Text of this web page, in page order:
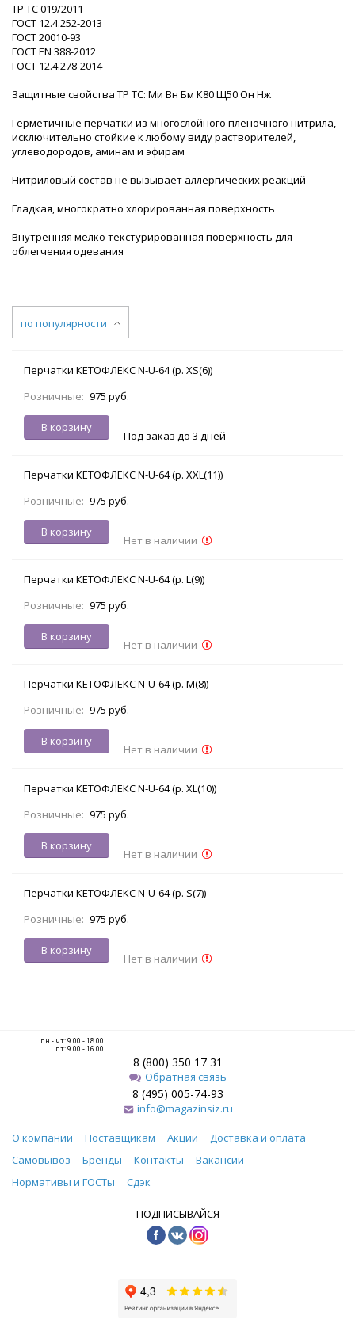
ТР ТС 019/2011
ГОСТ 12.4.252-2013
ГОСТ 20010-93
ГОСТ ЕN 388-2012
ГОСТ 12.4.278-2014
Защитные свойства ТР ТС: Ми Вн Бм К80 Щ50 Он Нж
Герметичные перчатки из многослойного пленочного нитрила,
исключительно стойкие к любому виду растворителей,
углеводородов, аминам и эфирам
Нитриловый состав не вызывает аллергических реакций
Гладкая, многократно хлорированная поверхность
Внутренняя мелко текстурированная поверхность для
облегчения одевания
по популярности
Перчатки КЕТОФЛЕКС N-U-64 (р. XS(6))
Розничные: 975 руб.
В корзину
Под заказ до 3 дней
Перчатки КЕТОФЛЕКС N-U-64 (р. XXL(11))
Розничные: 975 руб.
В корзину
Нет в наличии
Перчатки КЕТОФЛЕКС N-U-64 (р. L(9))
Розничные: 975 руб.
В корзину
Нет в наличии
Перчатки КЕТОФЛЕКС N-U-64 (р. M(8))
Розничные: 975 руб.
В корзину
Нет в наличии
Перчатки КЕТОФЛЕКС N-U-64 (р. XL(10))
Розничные: 975 руб.
В корзину
Нет в наличии
Перчатки КЕТОФЛЕКС N-U-64 (р. S(7))
Розничные: 975 руб.
В корзину
Нет в наличии
пн - чт: 9.00 - 18.00
пт: 9.00 - 16.00
8 (800) 350 17 31
Обратная связь
8 (495) 005-74-93
info@magazinsiz.ru
О компании Поставщикам Акции
Доставка и оплата
Самовывоз
Бренды Контакты
Вакансии
Нормативы и ГОСТы
Сдэк
ПОДПИСЫВАЙСЯ